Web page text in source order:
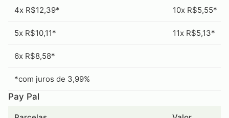
4x R$12,39* 10x R$5,55*
5x R$10,11* 11x R$5,13*
6x R$8,58*
*com juros de 3,99%
Pay Pal